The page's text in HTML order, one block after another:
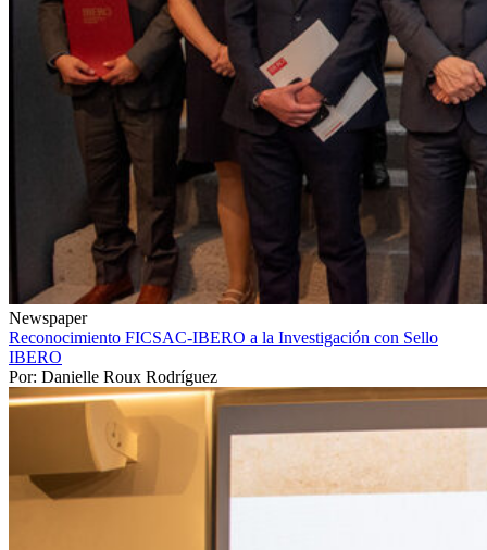
Newspaper
Reconocimiento FICSAC-IBERO a la Investigación con Sello
IBERO
Por: Danielle Roux Rodríguez